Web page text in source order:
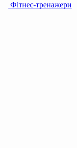
Фітнес-тренажери